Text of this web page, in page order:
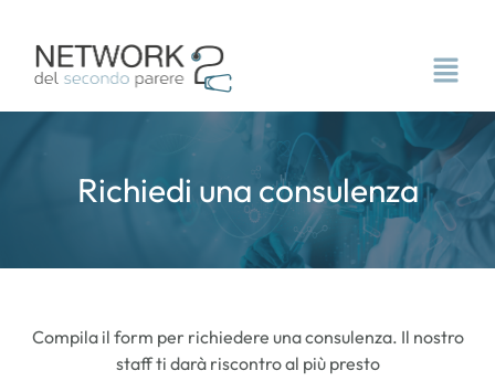
Richiedi una consulenza
Compila il form per richiedere una consulenza. Il nostro
staff ti darà riscontro al più presto